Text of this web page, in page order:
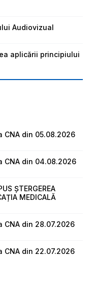
Audiovizual
aplicării principiului
CNA din 05.08.2026
CNA din 04.08.2026
ȘTERGEREA
MEDICALĂ
CNA din 28.07.2026
CNA din 22.07.2026